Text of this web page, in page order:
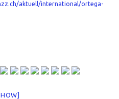
aktuell/international/ortega-